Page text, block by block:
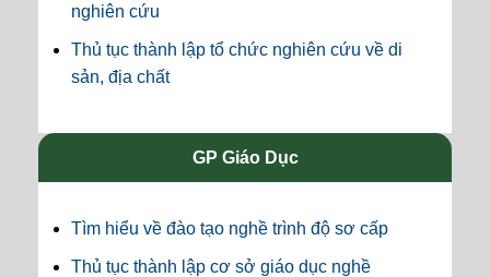
nghiên cứu
Thủ tục thành lập tổ chức nghiên cứu về di
sản, địa chất
GP Giáo Dục
Tìm hiểu về đào tạo nghề trình độ sơ cấp
Thủ tục thành lập cơ sở giáo dục nghề